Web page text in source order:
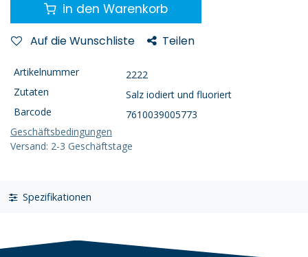
in den Warenkorb
Auf die Wunschliste Teilen
Artikelnummer
2222
Zutaten
Salz iodiert und fluoriert
Barcode
7610039005773
Geschäftsbedingungen
Versand: 2-3 Geschäftstage
Spezifikationen